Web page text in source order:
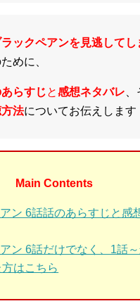
ラックペアンを見逃してし
めに、
らすじと感想ネタバレ
法についてお伝えします
Main Contents
ン 6話話のあらすじと感
ン 6話だけでなく、1話～
はこちら